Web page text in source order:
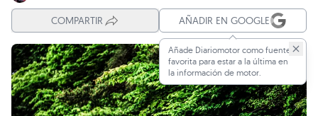
COMPARTIR AÑADIR EN GOOGLE
Añade Diariomotor como fuente
favorita para estar a la última en
la información de motor.